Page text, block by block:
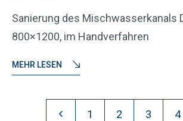
Sanierung des Mischwasserkanals
800×1200, im Handverfahren
MEHR LESEN
1 2 3 4